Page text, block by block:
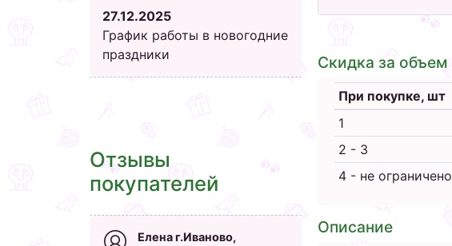
27.12.2025
График работы в новогодние
праздники
Отзывы
покупателей
Елена г.Иваново,
Скидка за объем
При покупке, шт
1
2 - 3
4 - не ограничено
Описание